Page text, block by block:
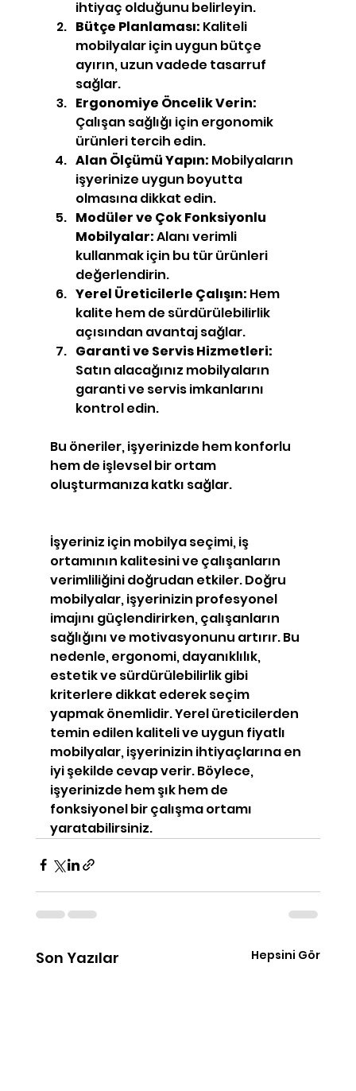
ihtiyaç olduğunu belirleyin.
Bütçe Planlaması: Kaliteli
mobilyalar için uygun bütçe
ayırın, uzun vadede tasarruf
sağlar.
Ergonomiye Öncelik Verin:
Çalışan sağlığı için ergonomik
ürünleri tercih edin.
Alan Ölçümü Yapın: Mobilyaların
işyerinize uygun boyutta
olmasına dikkat edin.
Modüler ve Çok Fonksiyonlu
Mobilyalar: Alanı verimli
kullanmak için bu tür ürünleri
değerlendirin.
Yerel Üreticilerle Çalışın: Hem
kalite hem de sürdürülebilirlik
açısından avantaj sağlar.
Garanti ve Servis Hizmetleri:
Satın alacağınız mobilyaların
garanti ve servis imkanlarını
kontrol edin.
Bu öneriler, işyerinizde hem konforlu
hem de işlevsel bir ortam
oluşturmanıza katkı sağlar.
İşyeriniz için mobilya seçimi, iş
ortamının kalitesini ve çalışanların
verimliliğini doğrudan etkiler. Doğru
mobilyalar, işyerinizin profesyonel
imajını güçlendirirken, çalışanların
sağlığını ve motivasyonunu artırır. Bu
nedenle, ergonomi, dayanıklılık,
estetik ve sürdürülebilirlik gibi
kriterlere dikkat ederek seçim
yapmak önemlidir. Yerel üreticilerden
temin edilen kaliteli ve uygun fiyatlı
mobilyalar, işyerinizin ihtiyaçlarına en
iyi şekilde cevap verir. Böylece,
işyerinizde hem şık hem de
fonksiyonel bir çalışma ortamı
yaratabilirsiniz.
Son Yazılar Hepsini Gör